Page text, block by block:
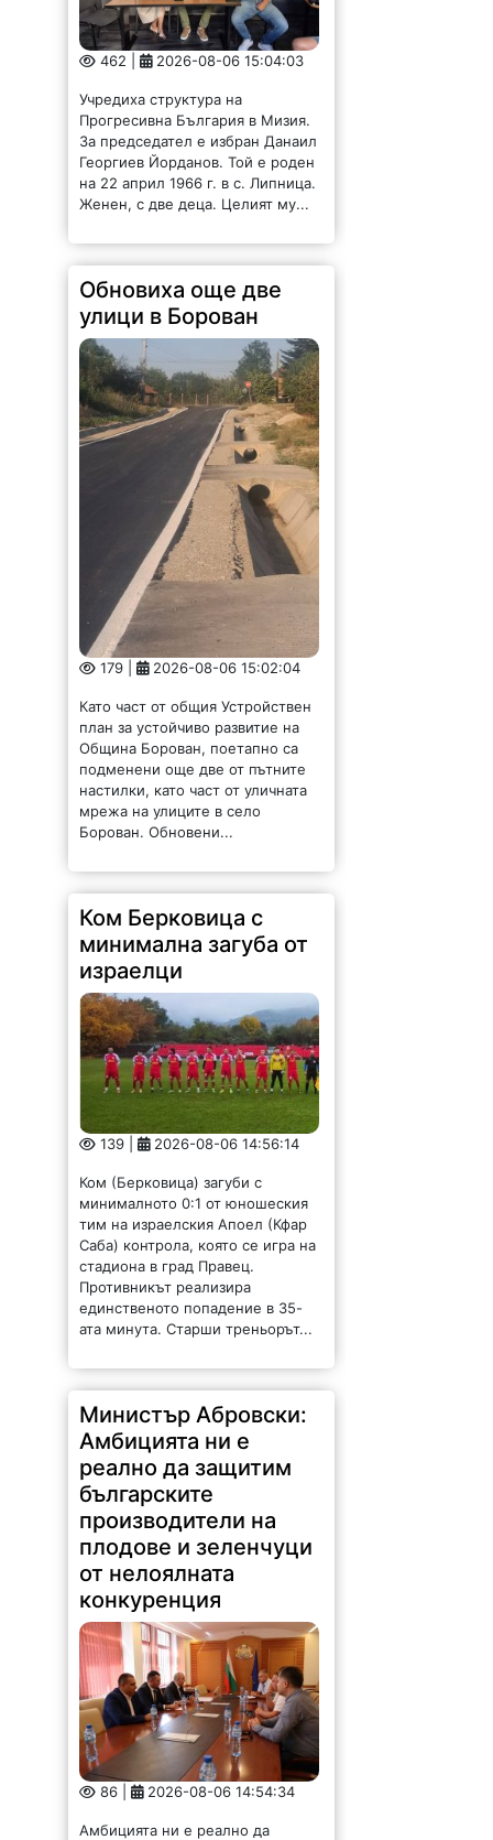
462 | 2026-08-06 15:04:03
Учредиха структура на
Прогресивна България в Мизия.
За председател е избран Данаил
Георгиев Йорданов. Той е роден
на 22 април 1966 г. в с. Липница.
Женен, с две деца. Целият му...
Обновиха още две
улици в Борован
179 | 2026-08-06 15:02:04
Като част от общия Устройствен
план за устойчиво развитие на
Община Борован, поетапно са
подменени още две от пътните
настилки, като част от уличната
мрежа на улиците в село
Борован. Обновени...
Ком Берковица с
минимална загуба от
израелци
139 | 2026-08-06 14:56:14
Ком (Берковица) загуби с
минималното 0:1 от юношеския
тим на израелския Апоел (Кфар
Саба) контрола, която се игра на
стадиона в град Правец.
Противникът реализира
единственото попадение в 35-
ата минута. Старши треньорът...
Министър Абровски:
Амбицията ни е
реално да защитим
българските
производители на
плодове и зеленчуци
от нелоялната
конкуренция
86 | 2026-08-06 14:54:34
Амбицията ни е реално да